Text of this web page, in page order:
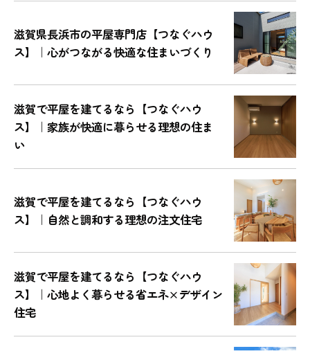
滋賀県長浜市の平屋専門店【つなぐハウ
ス】｜心がつながる快適な住まいづくり
滋賀で平屋を建てるなら【つなぐハウ
ス】｜家族が快適に暮らせる理想の住ま
い
滋賀で平屋を建てるなら【つなぐハウ
ス】｜自然と調和する理想の注文住宅
滋賀で平屋を建てるなら【つなぐハウ
ス】｜心地よく暮らせる省エネ×デザイン
住宅